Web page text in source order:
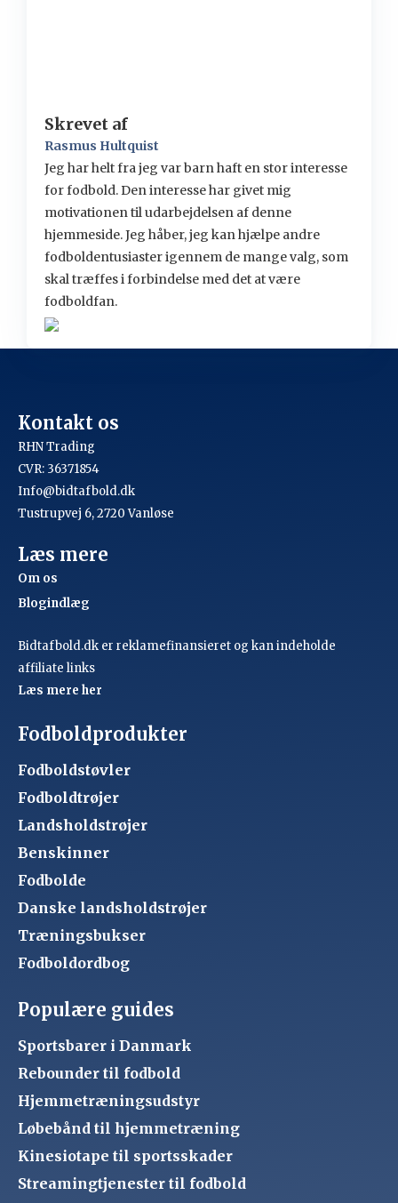
Skrevet af
Rasmus Hultquist
Jeg har helt fra jeg var barn haft en stor interesse
for fodbold. Den interesse har givet mig
motivationen til udarbejdelsen af denne
hjemmeside. Jeg håber, jeg kan hjælpe andre
fodboldentusiaster igennem de mange valg, som
skal træffes i forbindelse med det at være
fodboldfan.
Kontakt os
RHN Trading
CVR: 36371854
Info@bidtafbold.dk
Tustrupvej 6, 2720 Vanløse
Læs mere
Om os
Blogindlæg
Bidtafbold.dk er reklamefinansieret og kan indeholde
affiliate links
Læs mere her
Fodboldprodukter
Fodboldstøvler
Fodboldtrøjer
Landsholdstrøjer
Benskinner
Fodbolde
Danske landsholdstrøjer
Træningsbukser
Fodboldordbog
Populære guides
Sportsbarer i Danmark
Rebounder til fodbold
Hjemmetræningsudstyr
Løbebånd til hjemmetræning
Kinesiotape til sportsskader
Streamingtjenester til fodbold